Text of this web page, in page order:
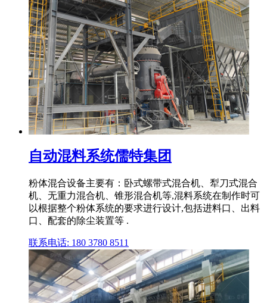
自动混料系统儒特集团
粉体混合设备主要有：卧式螺带式混合机、犁刀式混合
机、无重力混合机、锥形混合机等,混料系统在制作时可
以根据整个粉体系统的要求进行设计,包括进料口、出料
口、配套的除尘装置等 .
联系电话: 180 3780 8511